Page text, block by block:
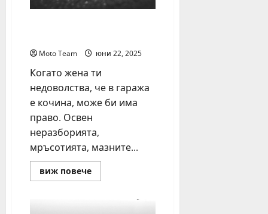
Moto Team юни 22, 2025
Когато жена ти
недоволства, че в гаража
е кочина, може би има
право. Освен
неразборията,
мръсотията, мазните...
виж повечеRead
more